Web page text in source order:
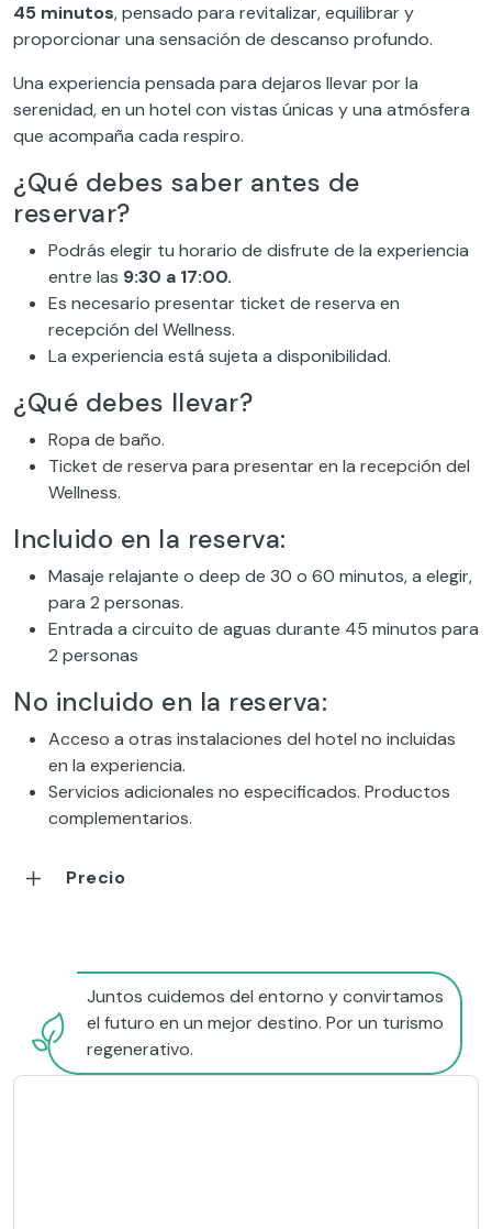
45 minutos, pensado para revitalizar, equilibrar y
proporcionar una sensación de descanso profundo.
Una experiencia pensada para dejaros llevar por la
serenidad, en un hotel con vistas únicas y una atmósfera
que acompaña cada respiro.
¿Qué debes saber antes de
reservar?
Podrás elegir tu horario de disfrute de la experiencia
entre las 9:30 a 17:00.
Es necesario presentar ticket de reserva en
recepción del Wellness.
La experiencia está sujeta a disponibilidad.
¿Qué debes llevar?
Ropa de baño.
Ticket de reserva para presentar en la recepción del
Wellness.
Incluido en la reserva:
Masaje relajante o deep de 30 o 60 minutos, a elegir,
para 2 personas.
Entrada a circuito de aguas durante 45 minutos para
2 personas
No incluido en la reserva:
Acceso a otras instalaciones del hotel no incluidas
en la experiencia.
Servicios adicionales no especificados. Productos
complementarios.
Precio
Juntos cuidemos del entorno y convirtamos
el futuro en un mejor destino. Por un turismo
regenerativo.